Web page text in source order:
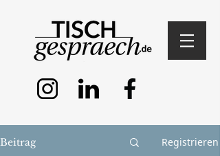
Beitrag Registrieren